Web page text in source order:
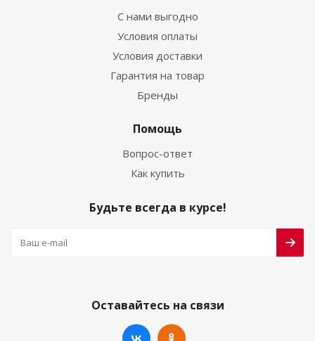
С нами выгодно
Условия оплаты
Условия доставки
Гарантия на товар
Бренды
Помощь
Вопрос-ответ
Как купить
Будьте всегда в курсе!
Оставайтесь на связи